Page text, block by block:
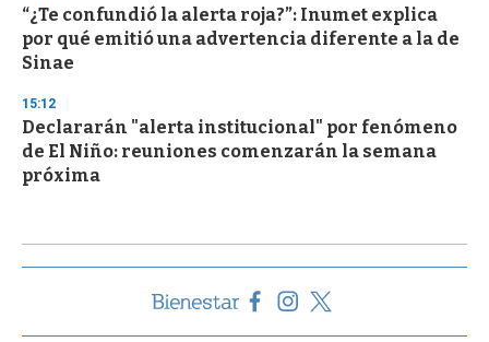
“¿Te confundió la alerta roja?”: Inumet explica
por qué emitió una advertencia diferente a la de
Sinae
15:12
Declararán "alerta institucional" por fenómeno
de El Niño: reuniones comenzarán la semana
próxima